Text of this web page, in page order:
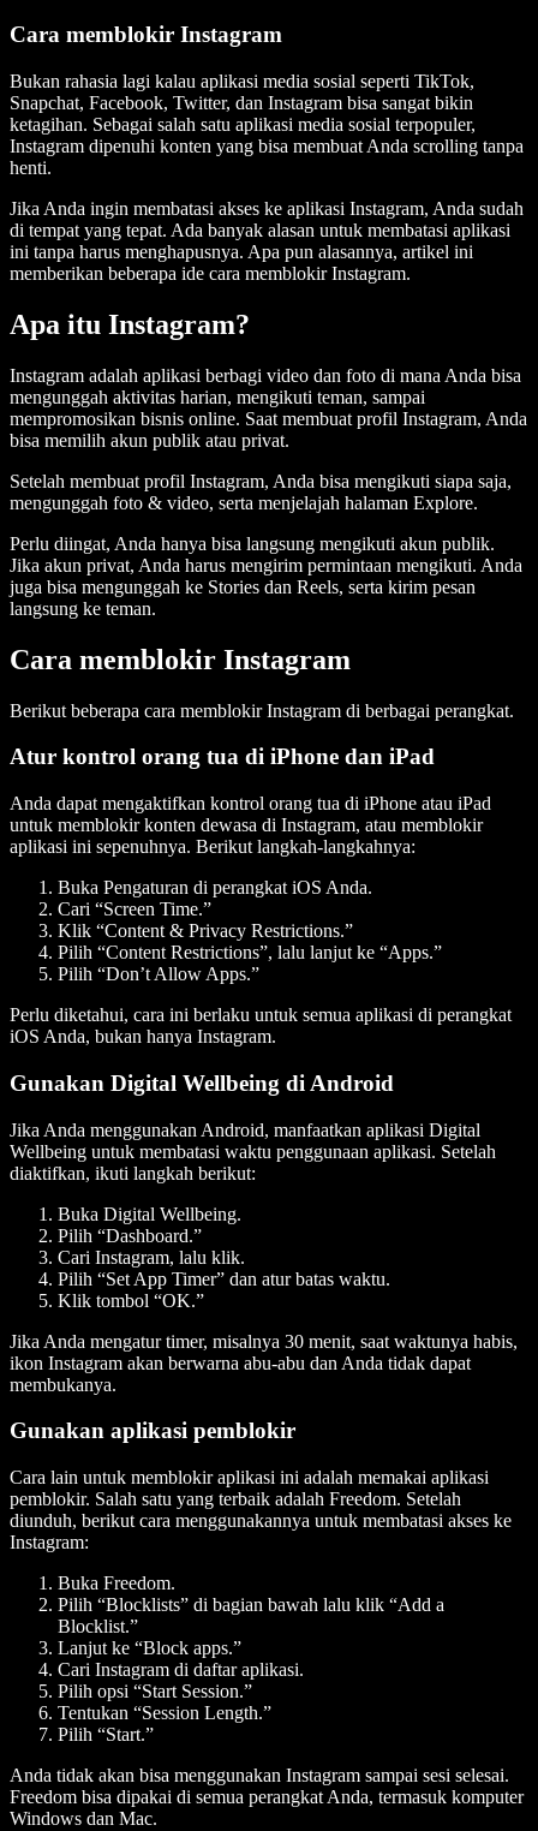
Cara memblokir Instagram
Bukan rahasia lagi kalau aplikasi media sosial seperti TikTok,
Snapchat, Facebook, Twitter, dan Instagram bisa sangat bikin
ketagihan. Sebagai salah satu aplikasi media sosial terpopuler,
Instagram dipenuhi konten yang bisa membuat Anda scrolling tanpa
henti.
Jika Anda ingin membatasi akses ke aplikasi Instagram, Anda sudah
di tempat yang tepat. Ada banyak alasan untuk membatasi aplikasi
ini tanpa harus menghapusnya. Apa pun alasannya, artikel ini
memberikan beberapa ide cara memblokir Instagram.
Apa itu Instagram?
Instagram adalah aplikasi berbagi video dan foto di mana Anda bisa
mengunggah aktivitas harian, mengikuti teman, sampai
mempromosikan bisnis online. Saat membuat profil Instagram, Anda
bisa memilih akun publik atau privat.
Setelah membuat profil Instagram, Anda bisa mengikuti siapa saja,
mengunggah foto & video, serta menjelajah halaman Explore.
Perlu diingat, Anda hanya bisa langsung mengikuti akun publik.
Jika akun privat, Anda harus mengirim permintaan mengikuti. Anda
juga bisa mengunggah ke Stories dan Reels, serta kirim pesan
langsung ke teman.
Cara memblokir Instagram
Berikut beberapa cara memblokir Instagram di berbagai perangkat.
Atur kontrol orang tua di iPhone dan iPad
Anda dapat mengaktifkan kontrol orang tua di iPhone atau iPad
untuk memblokir konten dewasa di Instagram, atau memblokir
aplikasi ini sepenuhnya. Berikut langkah-langkahnya:
Buka Pengaturan di perangkat iOS Anda.
Cari “Screen Time.”
Klik “Content & Privacy Restrictions.”
Pilih “Content Restrictions”, lalu lanjut ke “Apps.”
Pilih “Don’t Allow Apps.”
Perlu diketahui, cara ini berlaku untuk semua aplikasi di perangkat
iOS Anda, bukan hanya Instagram.
Gunakan Digital Wellbeing di Android
Jika Anda menggunakan Android, manfaatkan aplikasi Digital
Wellbeing untuk membatasi waktu penggunaan aplikasi. Setelah
diaktifkan, ikuti langkah berikut:
Buka Digital Wellbeing.
Pilih “Dashboard.”
Cari Instagram, lalu klik.
Pilih “Set App Timer” dan atur batas waktu.
Klik tombol “OK.”
Jika Anda mengatur timer, misalnya 30 menit, saat waktunya habis,
ikon Instagram akan berwarna abu-abu dan Anda tidak dapat
membukanya.
Gunakan aplikasi pemblokir
Cara lain untuk memblokir aplikasi ini adalah memakai aplikasi
pemblokir. Salah satu yang terbaik adalah Freedom. Setelah
diunduh, berikut cara menggunakannya untuk membatasi akses ke
Instagram:
Buka Freedom.
Pilih “Blocklists” di bagian bawah lalu klik “Add a
Blocklist.”
Lanjut ke “Block apps.”
Cari Instagram di daftar aplikasi.
Pilih opsi “Start Session.”
Tentukan “Session Length.”
Pilih “Start.”
Anda tidak akan bisa menggunakan Instagram sampai sesi selesai.
Freedom bisa dipakai di semua perangkat Anda, termasuk komputer
Windows dan Mac.